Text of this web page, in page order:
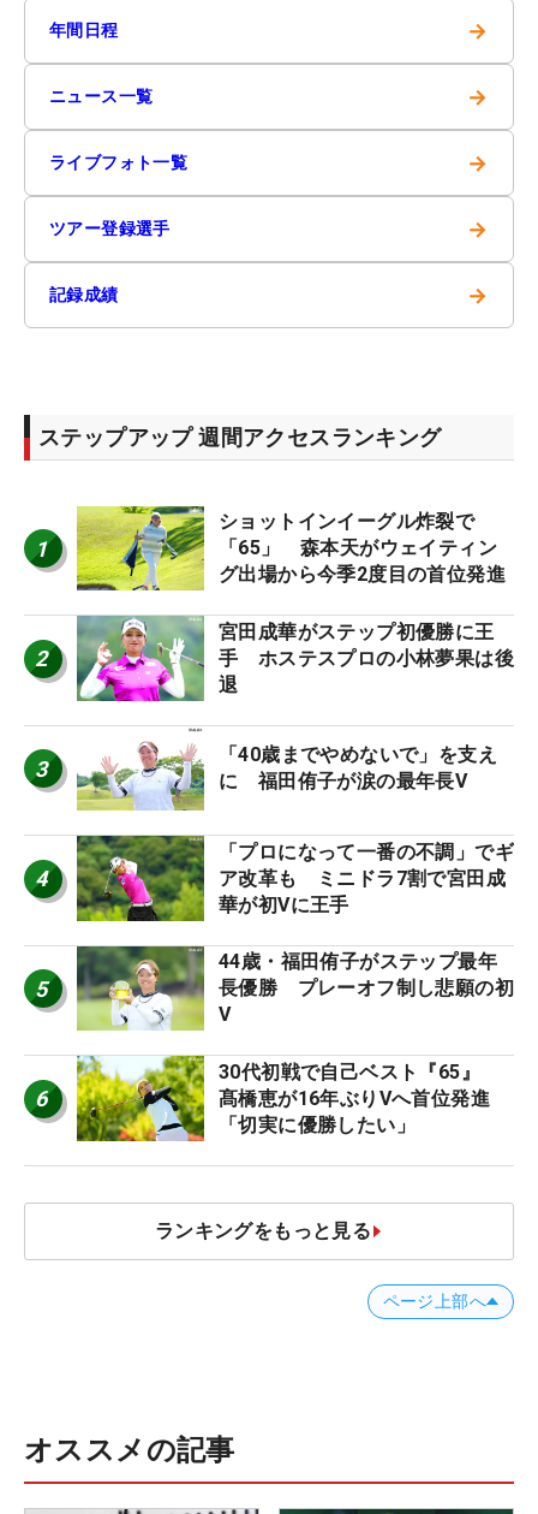
年間日程 →
ニュース一覧 →
ライブフォト一覧 →
ツアー登録選手 →
記録成績 →
ステップアップ 週間アクセスランキング
1
ショットインイーグル炸裂で
「65」 森本天がウェイティン
グ出場から今季2度目の首位発進
2
宮田成華がステップ初優勝に王
手 ホステスプロの小林夢果は後
退
3
「40歳までやめないで」を支え
に 福田侑子が涙の最年長V
4
「プロになって一番の不調」でギ
ア改革も ミニドラ7割で宮田成
華が初Vに王手
5
44歳・福田侑子がステップ最年
長優勝 プレーオフ制し悲願の初
V
6
30代初戦で自己ベスト『65』
髙橋恵が16年ぶりVへ首位発進
「切実に優勝したい」
ランキングをもっと見る
ページ上部へ
オススメの記事